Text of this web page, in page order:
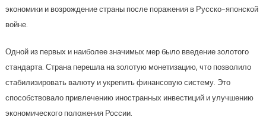
экономики и возрождение страны после поражения в Русско-японской
войне.
Одной из первых и наиболее значимых мер было введение золотого
стандарта. Страна перешла на золотую монетизацию, что позволило
стабилизировать валюту и укрепить финансовую систему. Это
способствовало привлечению иностранных инвестиций и улучшению
экономического положения России.